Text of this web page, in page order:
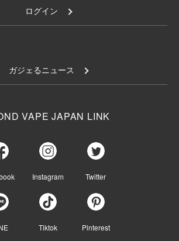
ログイン
ガジェるニュース
VAPE JAPAN LINK
Instagram Twitter
Tiktok Pinterest